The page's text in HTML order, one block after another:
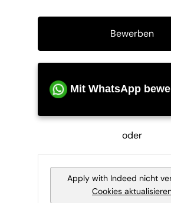
Bewerben
Mit WhatsApp
oder
Apply with Indeed nicht
Cookies